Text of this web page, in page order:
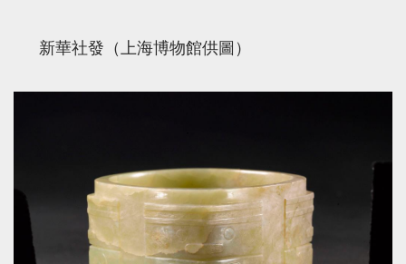
新華社發（上海博物館供圖）